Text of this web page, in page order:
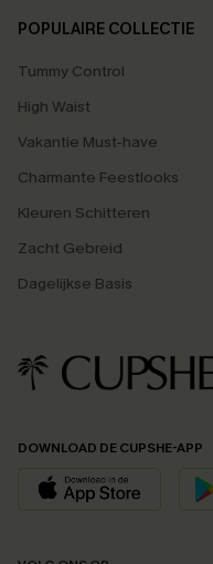
POPULAIRE COLLECTIE
Tummy Control
High Waist
Vakantie Must-have
Charmante Feestlooks
Kleuren Schitteren
Zacht Gebreid
Dagelijkse Basis
DOWNLOAD DE CUPSHE-APP